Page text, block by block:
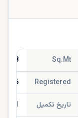
Sq.Mt
Registered
تاریخ تکمیل